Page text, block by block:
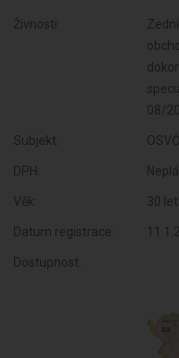
Živnosti:
08/
Subjekt: OSVČ
DPH:
Věk: 30 let
Datum registrace:
Dostupnost: